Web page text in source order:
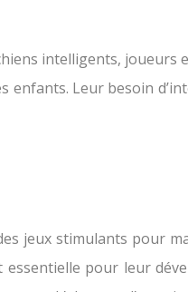
intelligents, joueurs
Leur besoin
jeux stimulants pour
pour leur